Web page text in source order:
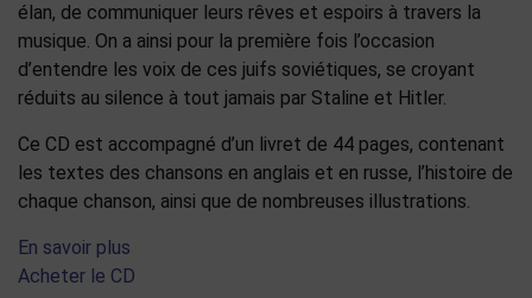
élan, de communiquer leurs rêves et espoirs à travers la
musique. On a ainsi pour la première fois l’occasion
d’entendre les voix de ces juifs soviétiques, se croyant
réduits au silence à tout jamais par Staline et Hitler.
Ce CD est accompagné d’un livret de 44 pages, contenant
les textes des chansons en anglais et en russe, l’histoire de
chaque chanson, ainsi que de nombreuses illustrations.
En savoir plus
Acheter le CD